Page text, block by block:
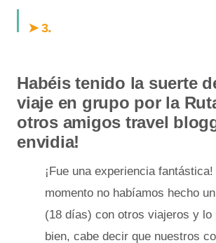
➤ 3.
Habéis tenido la suerte
viaje en grupo por la
otros amigos travel
envidia!
¡Fue una experiencia
momento no habíamos hecho
(18 días) con otros viajeros y lo
bien, cabe decir que nuestros